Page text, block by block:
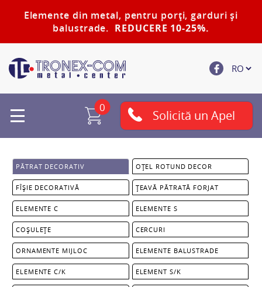
Elemente din metal, pentru porți, garduri și
balustrade. REDUCERE 10-25%.
0
Solicită un Apel
PĂTRAT DECORATIV OȚEL ROTUND DECOR
FÎȘIE DECORATIVĂ ȚEAVĂ PĂTRATĂ FORJAT
ELEMENTE C ELEMENTE S
COȘULEȚE CERCURI
ORNAMENTE MIJLOC ELEMENTE BALUSTRADE
ELEMENTE C/K ELEMENT S/K